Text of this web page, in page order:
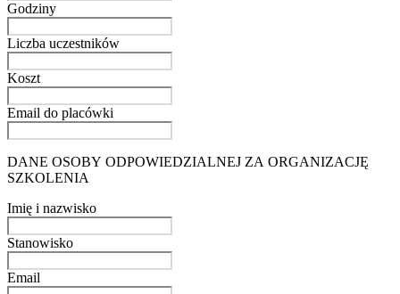
Godziny
Liczba uczestników
Koszt
Email do placówki
DANE OSOBY ODPOWIEDZIALNEJ ZA ORGANIZACJĘ
SZKOLENIA
Imię i nazwisko
Stanowisko
Email